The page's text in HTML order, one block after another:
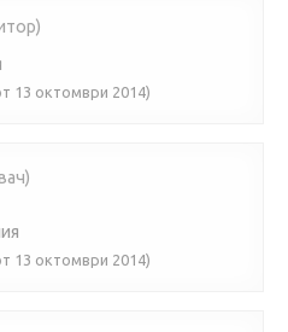
13 октомври 2014)
13 октомври 2014)